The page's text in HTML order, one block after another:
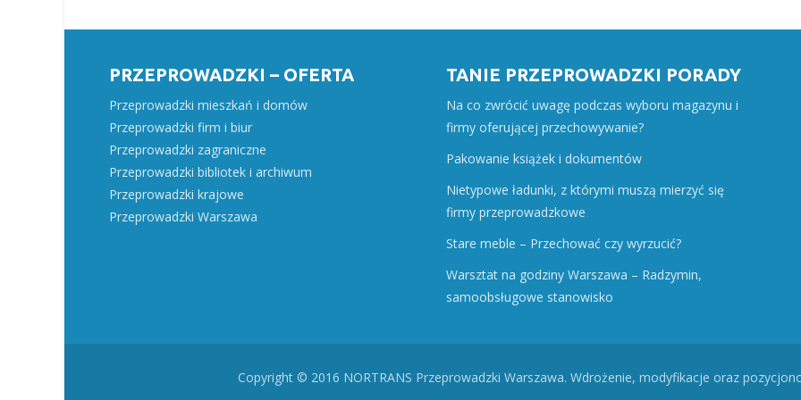
PRZEPROWADZKI – OFERTA
Przeprowadzki mieszkań i domów
Przeprowadzki firm i biur
Przeprowadzki zagraniczne
Przeprowadzki bibliotek i archiwum
Przeprowadzki krajowe
Przeprowadzki Warszawa
TANIE PRZEPROWADZKI PORADY
Na co zwrócić uwagę podczas wyboru magazynu i
firmy oferującej przechowywanie?
Pakowanie książek i dokumentów
Nietypowe ładunki, z którymi muszą mierzyć się
firmy przeprowadzkowe
Stare meble – Przechować czy wyrzucić?
Warsztat na godziny Warszawa – Radzymin,
samoobsługowe stanowisko
Copyright © 2016 NORTRANS Przeprowadzki Warszawa. Wdrożenie, modyfikacje oraz